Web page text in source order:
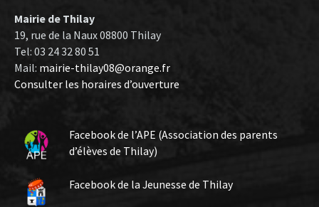
Mairie de Thilay
19, rue de la Naux 08800 Thilay
Tel: 03 24 32 80 51
Mail: mairie-thilay08@orange.fr
Consulter les horaires d’ouverture
Facebook de l’APE (Association des parents
d’élèves de Thilay)
Facebook de la Jeunesse de Thilay